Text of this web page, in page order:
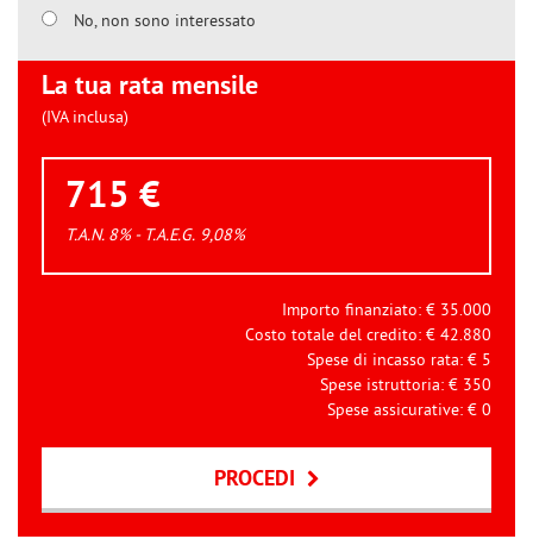
No, non sono interessato
La tua rata mensile
(IVA inclusa)
715 €
T.A.N. 8% - T.A.E.G. 9,08%
Importo finanziato: € 35.000
Costo totale del credito: € 42.880
Spese di incasso rata: € 5
Spese istruttoria: € 350
Spese assicurative: € 0
PROCEDI